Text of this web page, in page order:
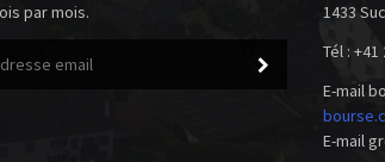
par mois.
1433
Tél : +41
E-mail
E-mail